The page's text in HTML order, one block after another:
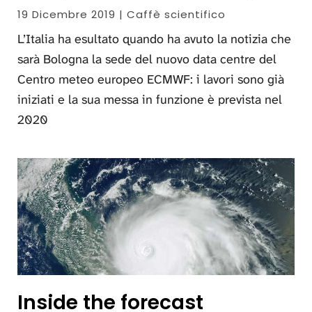
19 Dicembre 2019 | Caffè scientifico
L’Italia ha esultato quando ha avuto la notizia che
sarà Bologna la sede del nuovo data centre del
Centro meteo europeo ECMWF: i lavori sono già
iniziati e la sua messa in funzione è prevista nel
2020
Inside the forecast